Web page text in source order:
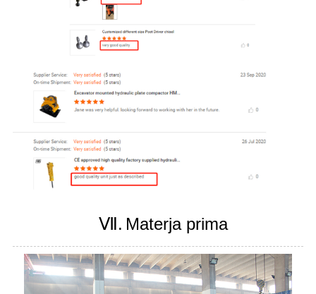
Ⅶ. Materja prima